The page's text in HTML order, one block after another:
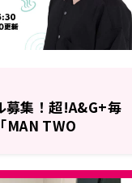
募集！超!A&G+毎
MAN TWO